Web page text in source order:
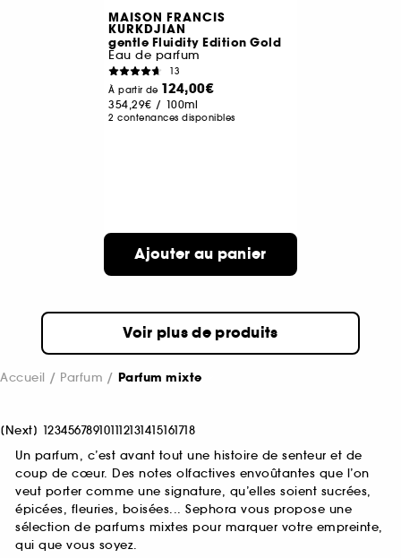
MAISON FRANCIS
KURKDJIAN
gentle Fluidity Edition Gold
Eau de parfum
13
À partir de 124,00€
354,29€ / 100ml
2 contenances disponibles
Ajouter au panier
Voir plus de produits
Accueil Parfum Parfum mixte
[Next] 123456789101112131415161718
Un parfum, c’est avant tout une histoire de senteur et de
coup de cœur. Des notes olfactives envoûtantes que l’on
veut porter comme une signature, qu’elles soient sucrées,
épicées, fleuries, boisées... Sephora vous propose une
sélection de parfums mixtes pour marquer votre empreinte,
qui que vous soyez.